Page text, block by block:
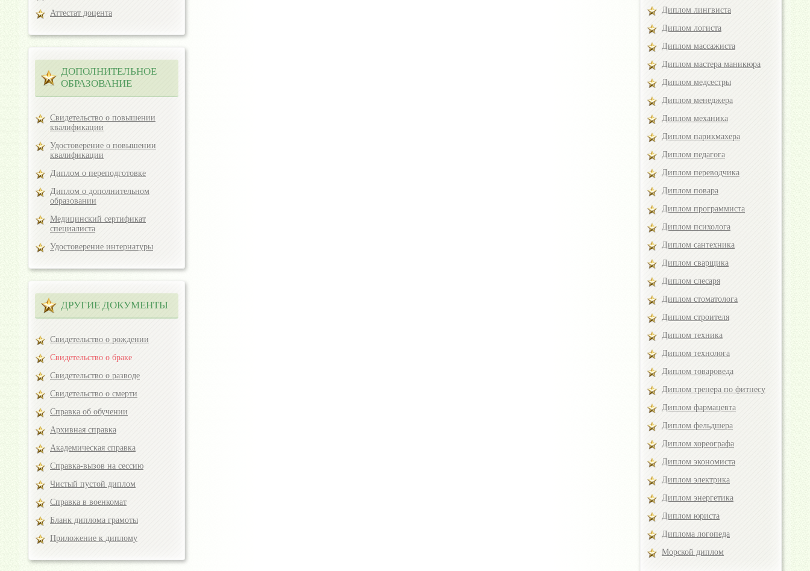
Аттестат доцента
ДОПОЛНИТЕЛЬНОЕ
ОБРАЗОВАНИЕ
Свидетельство о повышении
квалификации
Удостоверение о повышении
квалификации
Диплом о переподготовке
Диплом о дополнительном
образовании
Медицинский сертификат
специалиста
Удостоверение интернатуры
ДРУГИЕ ДОКУМЕНТЫ
Свидетельство о рождении
Свидетельство о браке
Свидетельство о разводе
Свидетельство о смерти
Справка об обучении
Архивная справка
Академическая справка
Справка-вызов на сессию
Чистый пустой диплом
Справка в военкомат
Бланк диплома грамоты
Приложение к диплому
Диплом лингвиста
Диплом логиста
Диплом массажиста
Диплом мастера маникюра
Диплом медсестры
Диплом менеджера
Диплом механика
Диплом парикмахера
Диплом педагога
Диплом переводчика
Диплом повара
Диплом программиста
Диплом психолога
Диплом сантехника
Диплом сварщика
Диплом слесаря
Диплом стоматолога
Диплом строителя
Диплом техника
Диплом технолога
Диплом товароведа
Диплом тренера по фитнесу
Диплом фармацевта
Диплом фельдшера
Диплом хореографа
Диплом экономиста
Диплом электрика
Диплом энергетика
Диплом юриста
Диплома логопеда
Морской диплом